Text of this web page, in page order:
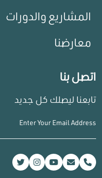
المشاريع والدورات
معارضنا
اتصل بنا
تابعنا ليصلك كل جديد